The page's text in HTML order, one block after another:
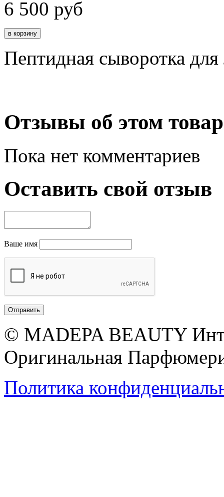
6 500 руб
Пептидная сыворотка
Отзывы об этом
Пока нет комментариев
Оставить свой отзыв
Ваше имя
© MADEPA BEAUTY
Оригинальная
Политика